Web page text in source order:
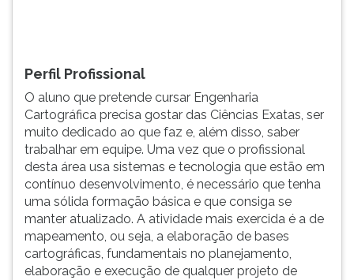
pausar
leitura
pressione
(primeira
tecla
esquerda
Perfil Profissional
O aluno que pretende cursar Engenharia
Cartográfica precisa gostar das Ciências Exatas, ser
muito dedicado ao que faz e, além disso, saber
trabalhar em equipe. Uma vez que o profissional
desta área usa sistemas e tecnologia que estão em
contínuo desenvolvimento, é necessário que tenha
uma sólida formação básica e que consiga se
manter atualizado. A atividade mais exercida é a de
mapeamento, ou seja, a elaboração de bases
cartográficas, fundamentais no planejamento,
elaboração e execução de qualquer projeto de